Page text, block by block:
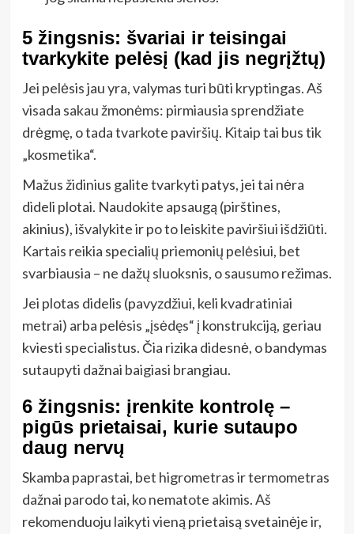
5 žingsnis: švariai ir teisingai
tvarkykite pelėsį (kad jis negrįžtų)
Jei pelėsis jau yra, valymas turi būti kryptingas. Aš
visada sakau žmonėms: pirmiausia sprendžiate
drėgmę, o tada tvarkote paviršių. Kitaip tai bus tik
„kosmetika“.
Mažus židinius galite tvarkyti patys, jei tai nėra
dideli plotai. Naudokite apsaugą (pirštines,
akinius), išvalykite ir po to leiskite paviršiui išdžiūti.
Kartais reikia specialių priemonių pelėsiui, bet
svarbiausia – ne dažų sluoksnis, o sausumo režimas.
Jei plotas didelis (pavyzdžiui, keli kvadratiniai
metrai) arba pelėsis „įsėdęs“ į konstrukciją, geriau
kviesti specialistus. Čia rizika didesnė, o bandymas
sutaupyti dažnai baigiasi brangiau.
6 žingsnis: įrenkite kontrolę –
pigūs prietaisai, kurie sutaupo
daug nervų
Skamba paprastai, bet higrometras ir termometras
dažnai parodo tai, ko nematote akimis. Aš
rekomenduoju laikyti vieną prietaisą svetainėje ir,